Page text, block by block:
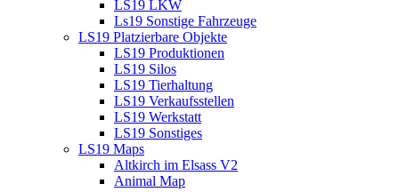
LS19 LKW
Ls19 Sonstige Fahrzeuge
LS19 Platzierbare Objekte
LS19 Produktionen
LS19 Silos
LS19 Tierhaltung
LS19 Verkaufsstellen
LS19 Werkstatt
LS19 Sonstiges
LS19 Maps
Altkirch im Elsass V2
Animal Map